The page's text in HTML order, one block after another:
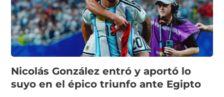
Nicolás González entró y aportó lo
suyo en el épico triunfo ante Egipto